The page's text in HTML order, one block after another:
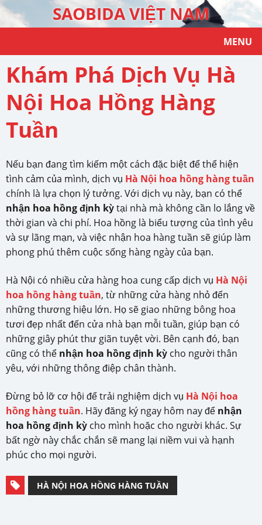
SAOBIDA VIỆT NAM
MENU
Khám Phá Dịch Vụ Hà
Nội Hoa Hồng Hàng
Tuần
Nếu bạn đang tìm kiếm một cách đặc biệt để thể hiện
tình cảm của mình, dịch vụ Hà Nội hoa hồng hàng tuần
chính là lựa chọn lý tưởng. Với dịch vụ này, bạn có thể
nhận hoa hồng định kỳtại nhà mà không cần lo lắng về
thời gian và chi phí. Hoa hồng là biểu tượng của tình yêu
và sự lãng mạn, và việc nhận hoa hàng tuần sẽ giúp làm
phong phú thêm cuộc sống hàng ngày của bạn.
Hà Nội có nhiều cửa hàng hoa cung cấp dịch vụ Hà Nội
hoa hồng hàng tuần, từ những cửa hàng nhỏ đến
những thương hiệu lớn. Họ sẽ giao những bông hoa
tươi đẹp nhất đến cửa nhà bạn mỗi tuần, giúp bạn có
những giây phút thư giãn tuyệt vời. Bên cạnh đó, bạn
cũng có thể nhận hoa hồng định kỳ cho người thân
yêu, với những thông điệp chân thành.
Đừng bỏ lỡ cơ hội để trải nghiệm dịch vụ Hà Nội hoa
hồng hàng tuần. Hãy đăng ký ngay hôm nay để nhận
hoa hồng định kỳ cho mình hoặc cho người khác. Sự
bất ngờ này chắc chắn sẽ mang lại niềm vui và hạnh
phúc cho mọi người.
HÀ NỘI HOA HỒNG HÀNG TUẦN